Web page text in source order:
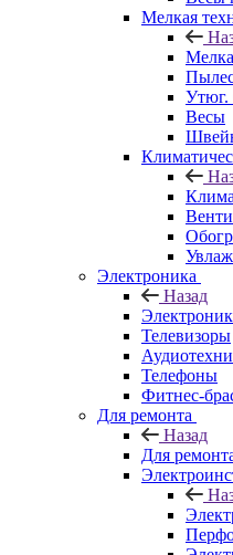
Мелкая
Утюг.
Весы
Электроника
Назад
Телевизоры
Телефоны
Фитнес-
Для ремонта
Назад
Для